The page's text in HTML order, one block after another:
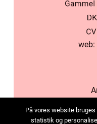
web:
På vores website
statistik og